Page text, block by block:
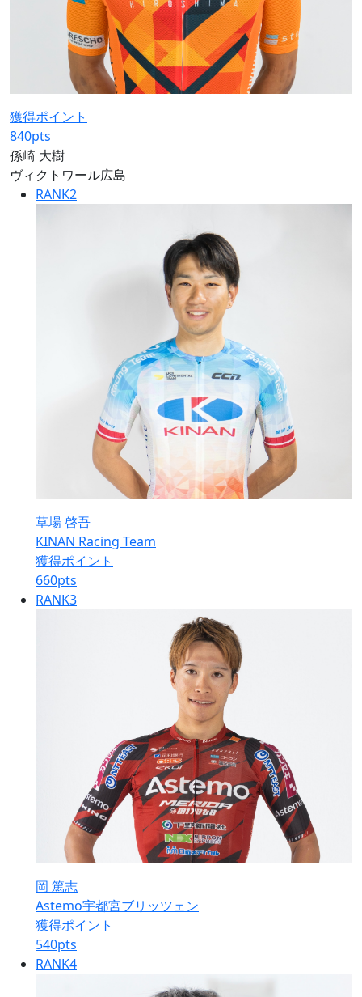
獲得ポイント
840pts
孫崎 大樹
ヴィクトワール広島
RANK2
草場 啓吾
KINAN Racing Team
獲得ポイント
660pts
RANK3
岡 篤志
Astemo宇都宮ブリッツェン
獲得ポイント
540pts
RANK4